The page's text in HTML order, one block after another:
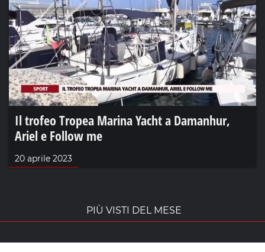
Il trofeo Tropea Marina Yacht a Damanhur,
Ariel e Follow me
20 aprile 2023
PIÙ VISTI DEL MESE